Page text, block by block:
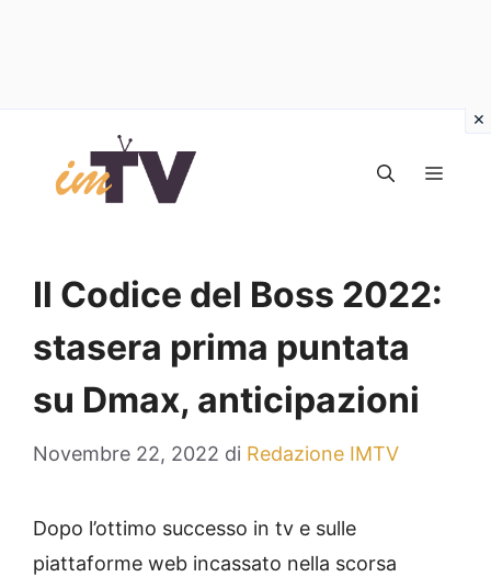
contenuto
Il Codice del Boss 2022:
stasera prima puntata
su Dmax, anticipazioni
Novembre 22, 2022 di Redazione IMTV
Dopo l’ottimo successo in tv e sulle
piattaforme web incassato nella scorsa